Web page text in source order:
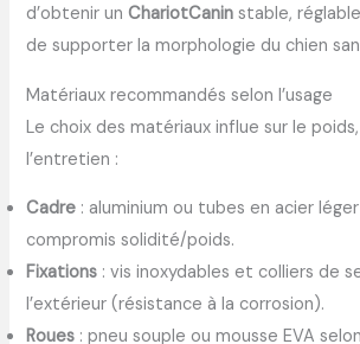
d’obtenir unChariotCanin stable,
de supporter la morphologie du chien
Matériaux recommandés selon l’usage
Le choix des matériaux influe sur le
l’entretien :
Cadre : aluminium ou tubes en acier
compromis solidité/poids.
Fixations : vis inoxydables et colliers de
l’extérieur (résistance à la corrosion).
Roues : pneu souple ou mousse EVA